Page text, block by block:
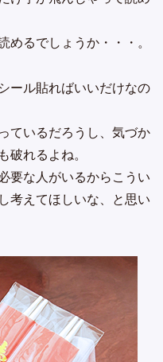
めるでしょうか・・・。
ール貼ればいいだけなの
ているだろうし、気づか
破れるよね。
要な人がいるからこうい
考えてほしいな、と思い